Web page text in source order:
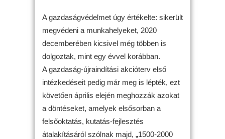
A gazdaságvédelmet úgy értékelte: sikerült
megvédeni a munkahelyeket, 2020
decemberében kicsivel még többen is
dolgoztak, mint egy évvel korábban.
A gazdaság-újraindítási akcióterv első
intézkedéseit pedig már meg is lépték, ezt
követően április elején meghozzák azokat
a döntéseket, amelyek elsősorban a
felsőoktatás, kutatás-fejlesztés
átalakításáról szólnak majd, „1500-2000